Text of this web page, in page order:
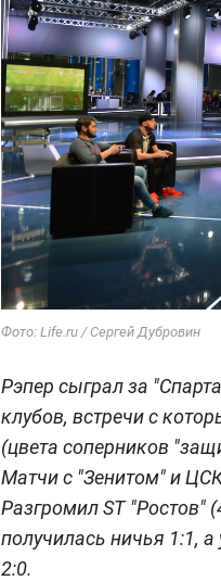
Фото: Life.ru / Сергей Дубровин
Рэпер сыграл за
клубов, встречи с
(цвета соперников
Матчи с "Зенитом" и
Разгромил ST "Ростов"
получилась ничья 1:1,
2:0.